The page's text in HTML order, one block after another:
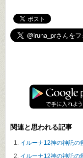
関連と思われる記事
イルーナ12神の神託の
イルーナ12神の神託の